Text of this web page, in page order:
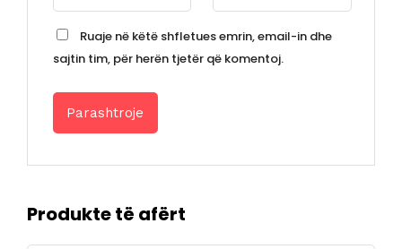
Ruaje në këtë shfletues emrin, email-in dhe
sajtin tim, për herën tjetër që komentoj.
Produkte të afërt